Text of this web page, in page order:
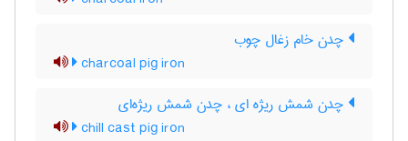
چدن خام زغال چوب
charcoal pig iron
چدن شمش ریژه ای ، چدن شمش ریژه‌ای
chill cast pig iron